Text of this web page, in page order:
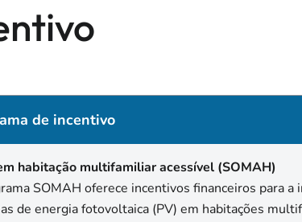
de incentivo
habitação multifamiliar acessível (SOMAH)
SOMAH oferece incentivos financeiros para a
de energia fotovoltaica (PV) em habitações